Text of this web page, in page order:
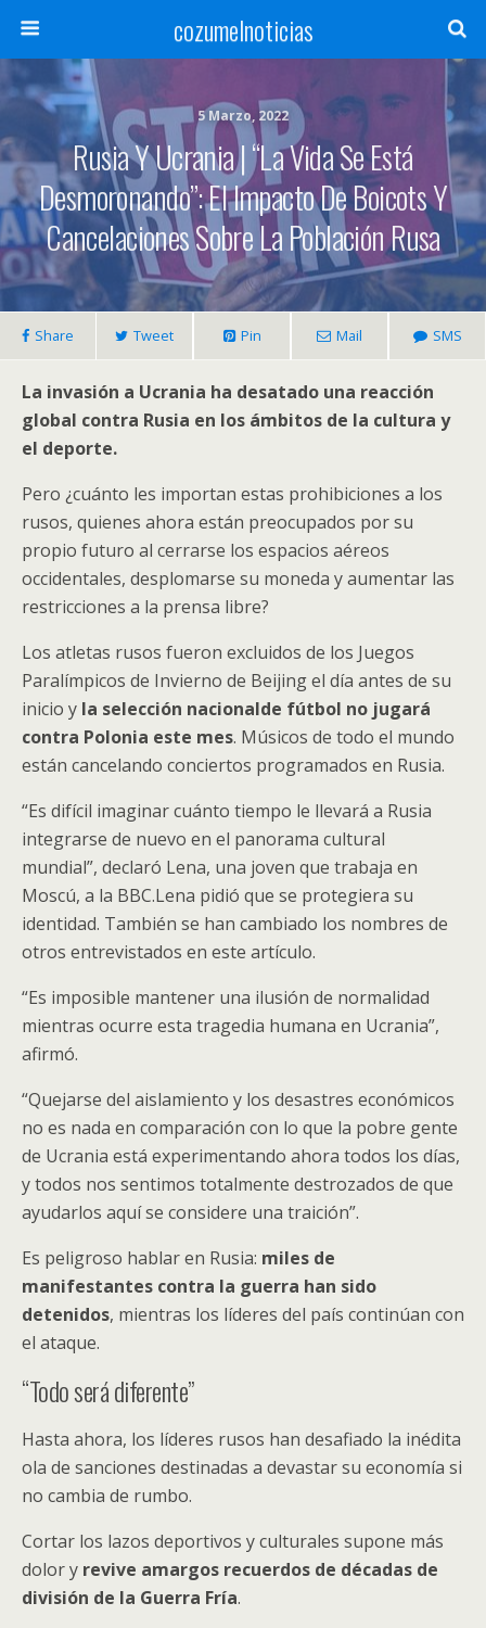
cozumelnoticias
5 Marzo, 2022
Rusia Y Ucrania | “La Vida Se Está
Desmoronando”: El Impacto De Boicots Y
Cancelaciones Sobre La Población Rusa
Share Tweet Pin Mail SMS
La invasión a Ucrania ha desatado una reacción
global contra Rusia en los ámbitos de la cultura y
el deporte.
Pero ¿cuánto les importan estas prohibiciones a los
rusos, quienes ahora están preocupados por su
propio futuro al cerrarse los espacios aéreos
occidentales, desplomarse su moneda y aumentar las
restricciones a la prensa libre?
Los atletas rusos fueron excluidos de los Juegos
Paralímpicos de Invierno de Beijing el día antes de su
inicio y la selección nacionalde fútbol no jugará
contra Polonia este mes. Músicos de todo el mundo
están cancelando conciertos programados en Rusia.
“Es difícil imaginar cuánto tiempo le llevará a Rusia
integrarse de nuevo en el panorama cultural
mundial”, declaró Lena, una joven que trabaja en
Moscú, a la BBC.Lena pidió que se protegiera su
identidad. También se han cambiado los nombres de
otros entrevistados en este artículo.
“Es imposible mantener una ilusión de normalidad
mientras ocurre esta tragedia humana en Ucrania”,
afirmó.
“Quejarse del aislamiento y los desastres económicos
no es nada en comparación con lo que la pobre gente
de Ucrania está experimentando ahora todos los días,
y todos nos sentimos totalmente destrozados de que
ayudarlos aquí se considere una traición”.
Es peligroso hablar en Rusia: miles de
manifestantes contra la guerra han sido
detenidos, mientras los líderes del país continúan con
el ataque.
“Todo será diferente”
Hasta ahora, los líderes rusos han desafiado la inédita
ola de sanciones destinadas a devastar su economía si
no cambia de rumbo.
Cortar los lazos deportivos y culturales supone más
dolor y revive amargos recuerdos de décadas de
división de la Guerra Fría.